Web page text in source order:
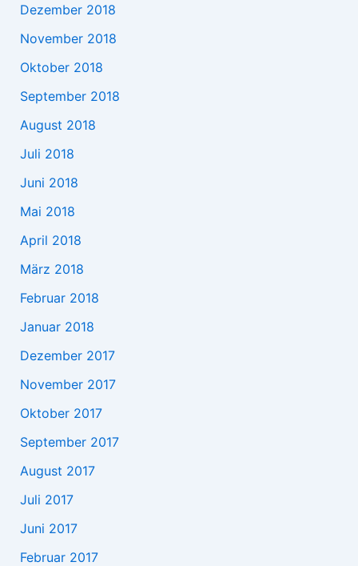
Dezember 2018
November 2018
Oktober 2018
September 2018
August 2018
Juli 2018
Juni 2018
Mai 2018
April 2018
März 2018
Februar 2018
Januar 2018
Dezember 2017
November 2017
Oktober 2017
September 2017
August 2017
Juli 2017
Juni 2017
Februar 2017